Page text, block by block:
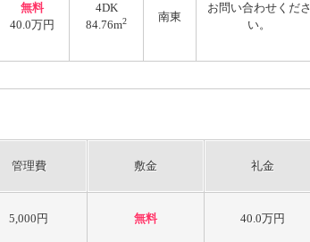
無料
40.0万円
4DK
84.76m2 南東
お問い合わせくださ
い。
管理費 敷金 礼金
5,000円 無料 40.0万円